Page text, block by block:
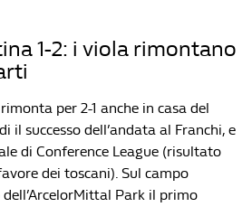
1-2: i viola rimontano
per 2-1 anche in casa del
il successo dell’andata al Franchi, e
di Conference League (risultato
dei toscani). Sul campo
Park il primo